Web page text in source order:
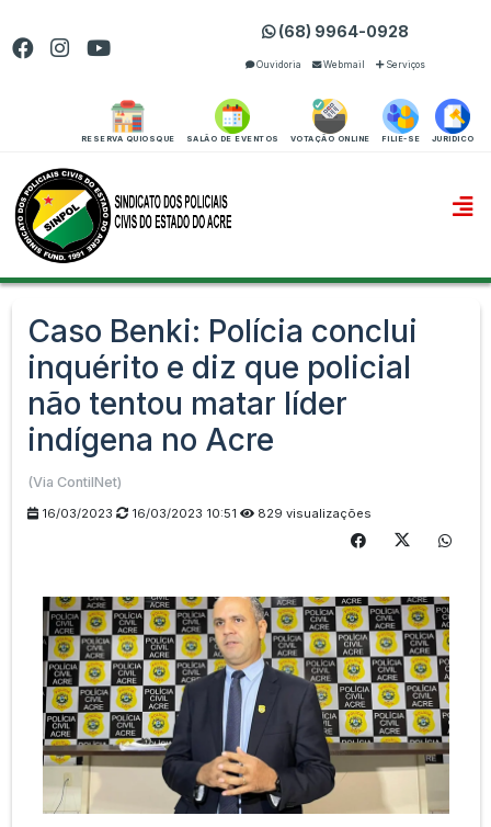
(68) 9964-0928
Ouvidoria Webmail Serviços
RESERVA QUIOSQUE SALÃO DE EVENTOS VOTAÇÃO ONLINE FILIE-SE JURIDICO
Caso Benki: Polícia conclui
inquérito e diz que policial
não tentou matar líder
indígena no Acre
(Via ContilNet)
16/03/2023 16/03/2023 10:51 829 visualizações